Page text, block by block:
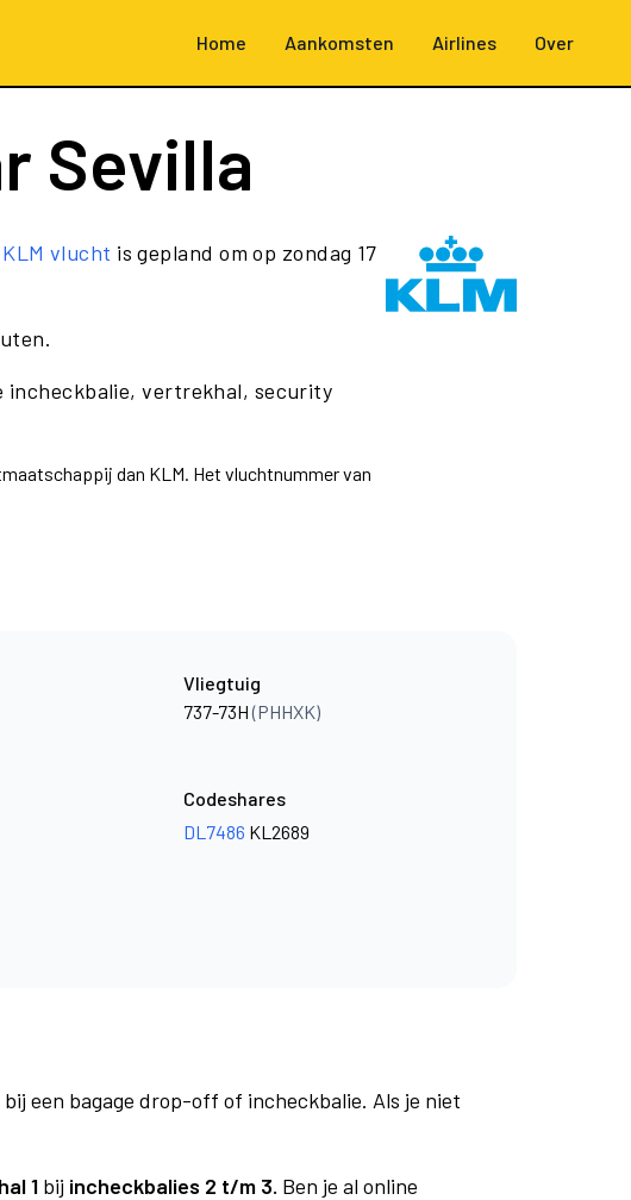
Home Aankomsten Airlines Over
Sevilla
KLM vlucht is gepland om op zondag 17
incheckbalie, vertrekhal, security
dan KLM. Het vluchtnummer van
Vliegtuig
737-73H(PHHXK)
Codeshares
DL7486 KL2689
een bagage drop-off of incheckbalie. Als je niet
1 bij incheckbalies 2 t/m 3. Ben je al online